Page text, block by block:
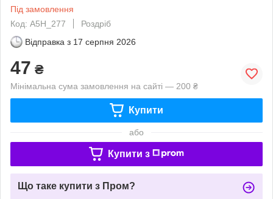
Під замовлення
Код: А5Н_277
Роздріб
Відправка з 17 серпня 2026
47 ₴
Мінімальна сума замовлення на сайті — 200 ₴
Купити
або
Купити з
Що таке купити з Пром?